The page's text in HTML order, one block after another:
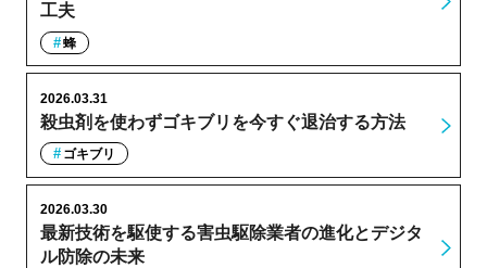
工夫
蜂
殺虫剤を使わずゴキブリを今すぐ退治する方法
2026.03.31
ゴキブリ
最新技術を駆使する害虫駆除業者の進化とデジタ
ル防除の未来
2026.03.30